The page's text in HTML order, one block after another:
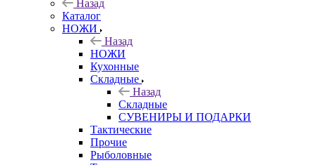
Назад
Каталог
НОЖИ
Назад
НОЖИ
Кухонные
Складные
Назад
Складные
СУВЕНИРЫ И ПОДАРКИ
Тактические
Прочие
Рыболовные